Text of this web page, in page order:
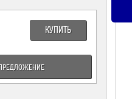
КУПИТЬ